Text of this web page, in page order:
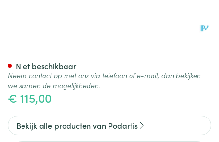
€ 115,00
Niet beschikbaar
Neem contact op met ons via telefoon of e-mail, dan bekijken
we samen de mogelijkheden.
Bekijk alle producten van Podartis